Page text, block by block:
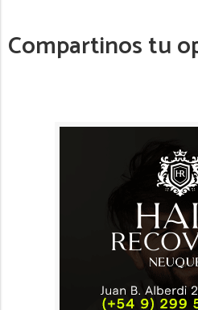
Compartinos tu